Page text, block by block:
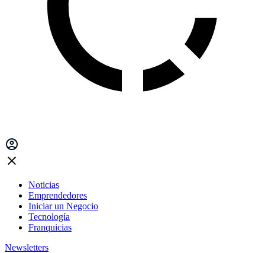
Noticias
Emprendedores
Iniciar un Negocio
Tecnología
Franquicias
Newsletters